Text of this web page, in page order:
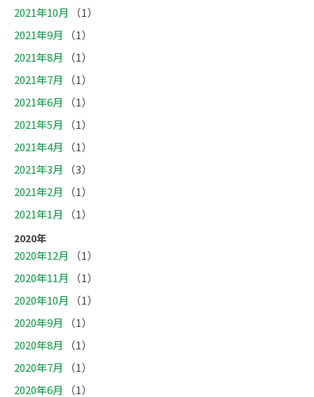
2021年10月
（1）
2021年9月
（1）
2021年8月
（1）
2021年7月
（1）
2021年6月
（1）
2021年5月
（1）
2021年4月
（1）
2021年3月
（3）
2021年2月
（1）
2021年1月
（1）
2020年
2020年12月
（1）
2020年11月
（1）
2020年10月
（1）
2020年9月
（1）
2020年8月
（1）
2020年7月
（1）
2020年6月
（1）